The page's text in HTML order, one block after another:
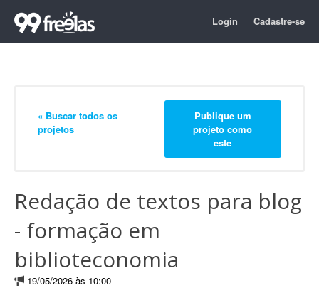
Login Cadastre-se
« Buscar todos os
projetos
Publique um
projeto como
este
Redação de textos para blog
- formação em
biblioteconomia
19/05/2026 às 10:00